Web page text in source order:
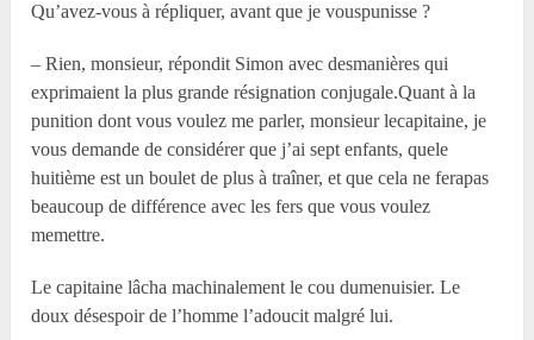
Qu’avez-vous à répliquer, avant que je vouspunisse ?
– Rien, monsieur, répondit Simon avec desmanières qui
exprimaient la plus grande résignation conjugale.Quant à la
punition dont vous voulez me parler, monsieur lecapitaine, je
vous demande de considérer que j’ai sept enfants, quele
huitième est un boulet de plus à traîner, et que cela ne ferapas
beaucoup de différence avec les fers que vous voulez
memettre.
Le capitaine lâcha machinalement le cou dumenuisier. Le
doux désespoir de l’homme l’adoucit malgré lui.